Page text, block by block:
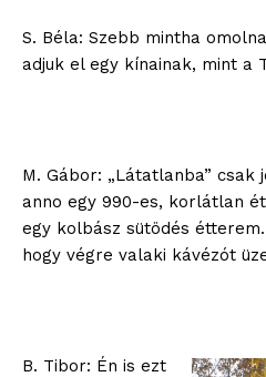
S. Béla: Szebb mintha
adjuk el egy kínainak, mint a
M. Gábor: „Látatlanba”
anno egy 990-es, korlátlan
egy kolbász sütödés
hogy végre valaki kávézót
B. Tibor: Én is ezt